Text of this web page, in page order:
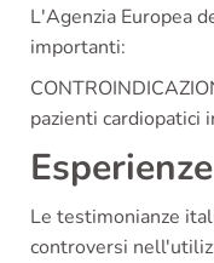
L'Agenzia Europea
importanti:
pazienti cardiopatici
Le testimonianze
controversi